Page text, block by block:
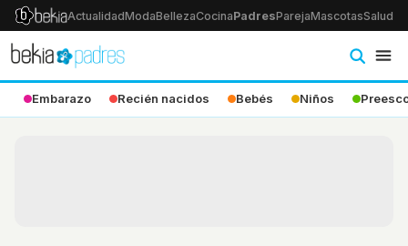
ActualidadModaBellezaCocinaPadresParejaMascotasSalud
Embarazo Recién nacidos Bebés Niños